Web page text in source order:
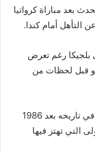
بعد مباراة كرواتيا
التأهل أمام كندا.
فاجأ الجميع بفوز مقنع 2-0 على بلجيكا رغم تعرض
قبل لحظات من
وحسم المغرب تأهله لدور الـ16 للمرة الثانية في تاريخه بعد 1986
التي تهتز فيها